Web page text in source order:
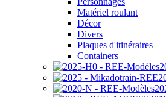
Matériel roulant
Décor
Divers
Plaques d'itinéraires
Containers